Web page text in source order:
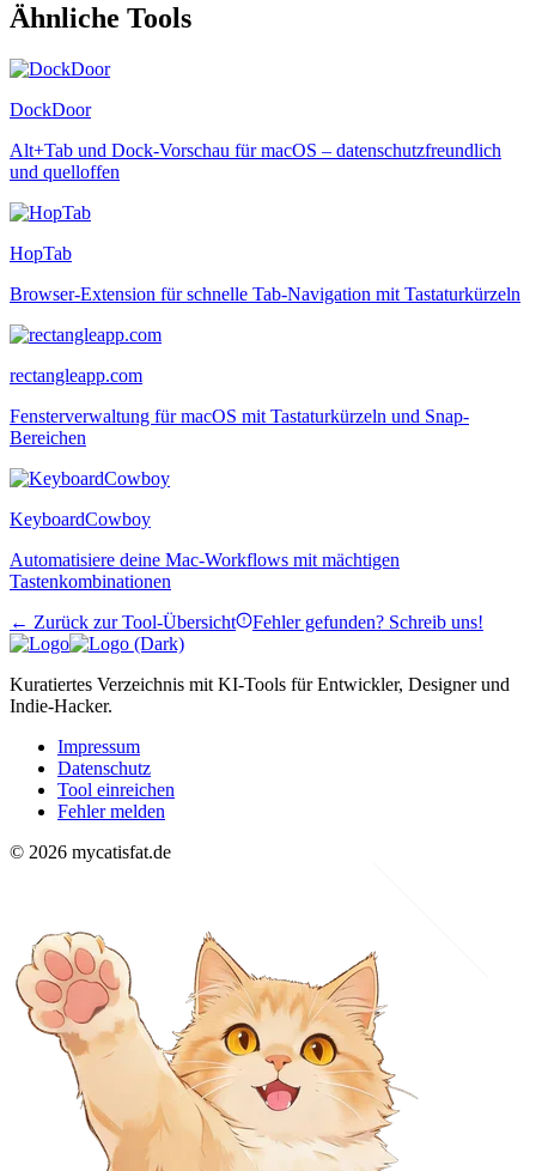
Ähnliche Tools
DockDoor
Alt+Tab und Dock-Vorschau für macOS – datenschutzfreundlich
und quelloffen
HopTab
Browser-Extension für schnelle Tab-Navigation mit Tastaturkürzeln
rectangleapp.com
Fensterverwaltung für macOS mit Tastaturkürzeln und Snap-
Bereichen
KeyboardCowboy
Automatisiere deine Mac-Workflows mit mächtigen
Tastenkombinationen
← Zurück zur Tool-Übersicht
Fehler gefunden? Schreib uns!
Kuratiertes Verzeichnis mit KI-Tools für Entwickler, Designer und
Indie-Hacker.
Impressum
Datenschutz
Tool einreichen
Fehler melden
© 2026 mycatisfat.de